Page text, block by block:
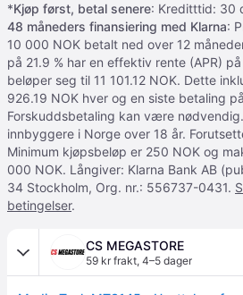
*Kjøp først, betal senere: Kreditttid: 30
48 måneders finansiering med Klarna:
10 000 NOK betalt ned over 12
på 21.9 % har en effektiv rente (APR)
beløper seg til 11 101.12 NOK. Dette
926.19 NOK hver og en siste betaling
Forskuddsbetaling kan være
innbyggere i Norge over 18 år.
Minimum kjøpsbeløp er 250 NOK og
000 NOK. Långiver: Klarna Bank AB
34 Stockholm, Org. nr.: 556737-0431.
betingelser.
CS MEGASTORE
59 kr frakt, 4–5 dager